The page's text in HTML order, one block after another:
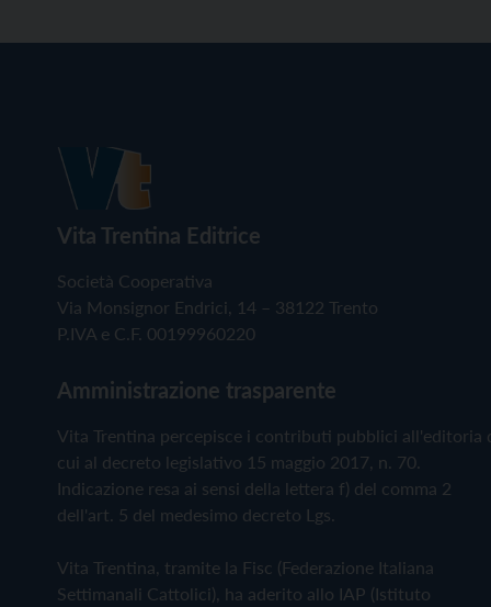
Vita Trentina Editrice
Società Cooperativa
Via Monsignor Endrici, 14 – 38122 Trento
P.IVA e C.F. 00199960220
Amministrazione trasparente
Vita Trentina percepisce i contributi pubblici all'editoria
cui al decreto legislativo 15 maggio 2017, n. 70.
Indicazione resa ai sensi della lettera f) del comma 2
dell'art. 5 del medesimo decreto Lgs.
Vita Trentina, tramite la Fisc (Federazione Italiana
Settimanali Cattolici), ha aderito allo IAP (Istituto